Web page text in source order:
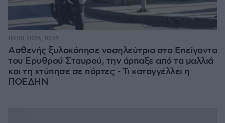
Ασθενής ξυλοκόπησε νοσηλεύτρια στα Επείγοντα
του Ερυθρού Σταυρού, την άρπαξε από τα μαλλιά
και τη χτύπησε σε πόρτες - Τι καταγγέλλει η
ΠΟΕΔΗΝ
09.08.2026, 10:51